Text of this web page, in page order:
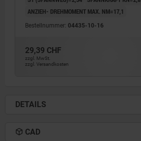
ANZIEH- DREHMOMENT MAX. NM=17,1
Bestellnummer: 04435-10-16
29,39 CHF
zzgl. MwSt.
zzgl. Versandkosten
DETAILS
CAD